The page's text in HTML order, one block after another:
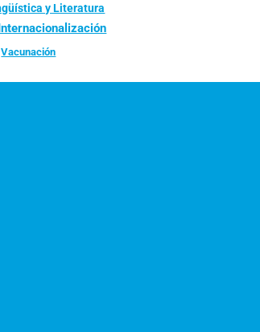
y Literatura
Internacionalización
Vacunación